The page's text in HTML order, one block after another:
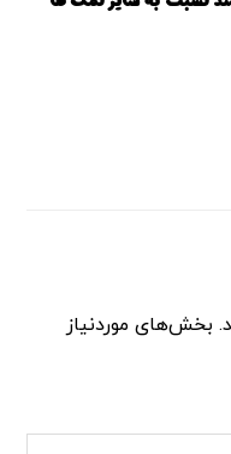
بخش‌های موردنیاز